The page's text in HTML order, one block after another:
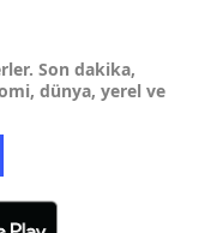
Son dakika,
dünya, yerel ve